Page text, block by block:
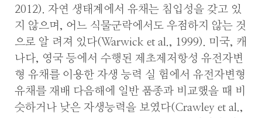
2012). 자연 생태계에서 유채는 침입성을 갖고 있
지 않으며, 어느 식물군락에서도 우점하지 않는 것
으로 알 려져 있다(Warwick et al., 1999). 미국, 캐
나다, 영국 등에서 수행된 제초제저항성 유전자변
형 유채를 이용한 자생 능력 실 험에서 유전자변형
유채를 재배 다음해에 일반 품종과 비교했을 때 비
슷하거나 낮은 자생능력을 보였다(Crawley et al.,